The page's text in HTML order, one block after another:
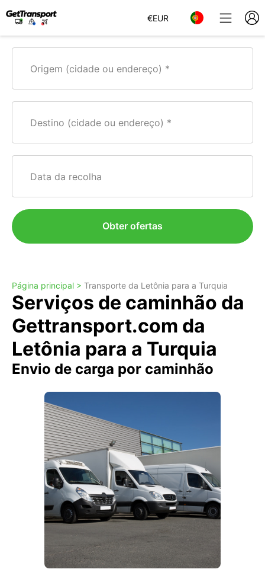
€EUR
Origem (cidade ou endereço)
Destino (cidade ou endereço)
Data da recolha
Obter ofertas
Página principal > Transporte da Letônia para a Turquia
Serviços de caminhão da
Gettransport.com da
Letônia para a Turquia
Envio de carga por caminhão